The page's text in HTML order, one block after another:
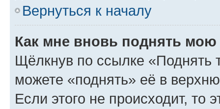
Вернуться к началу
Как мне вновь поднять мою
Щёлкнув по ссылке «Поднять
можете «поднять» её в
Если этого не происходит, то